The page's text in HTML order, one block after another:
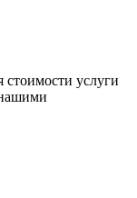
услуги